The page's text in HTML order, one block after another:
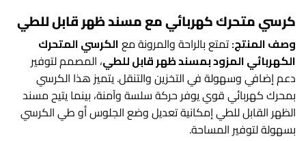
كرسي متحرك كهربائي مع مسند ظهر قابل للطي
وصف المنتج:تمتع بالراحة والمرونة معالكرسي المتحرك
الكهربائي المزود بمسند ظهر قابل للطي، المصمم لتوفير
دعم إضافي وسهولة في التخزين والتنقل. يتميز هذا الكرسي
بمحرك كهربائي قوي يوفر حركة سلسة وآمنة، بينما يتيح مسند
الظهر القابل للطي إمكانية تعديل وضع الجلوس أو طي الكرسي
بسهولة لتوفير المساحة.